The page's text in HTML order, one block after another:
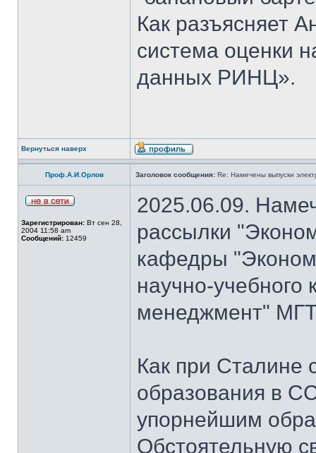
Как разъясняет
система оценки
данных РИНЦ».
Вернуться наверх
Проф.А.И.Орлов Заголовок сообщения: Re: Намечены выпуски
Зарегистрирован: Вт сен 28,
2004 11:58 am
Сообщений: 12459
2025.06.09.
рассылки
кафедры
научно-
менеджмент"
Как при Сталине
образования в
упорнейшим
Обстоятельную